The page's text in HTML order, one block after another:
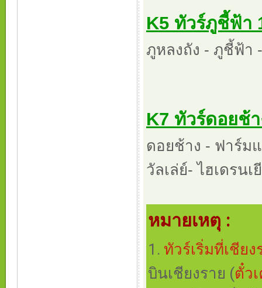
K5 ทัวร์ภูชี้ฟ้า
ภูหลงถัง - ภูชี้ฟ้า
K7 ทัวร์ดอยช้
ดอยช้าง - ฟาร์ม
วัลเล่ย์- ไฮเดรนเ
หมายเหตุ :
1. ทัวร์เริ่มที่เชียง
บินเชียงราย (ตั๋ว